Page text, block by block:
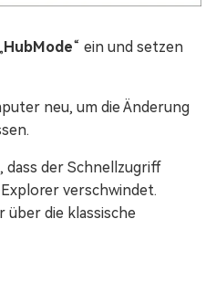
HubMode“ ein und setzen
neu, um die Änderung
dass der Schnellzugriff
verschwindet.
über die klassische